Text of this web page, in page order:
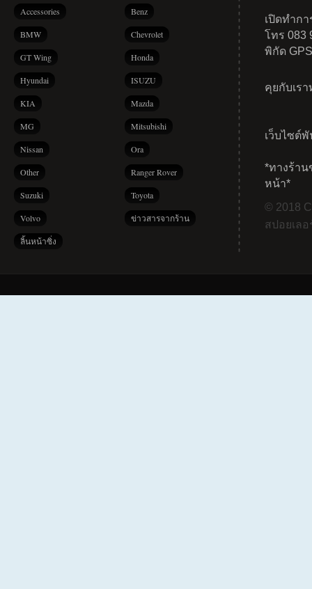
Accessories Benz
BMW Chevrolet
GT Wing Honda
Hyundai ISUZU
KIA Mazda
MG Mitsubishi
Nissan Ora
Other Ranger Rover
Suzuki Toyota
Volvo ข่าวสารจากร้าน
ลิ้นหน้าซิ่ง
เปิดทำก
โทร 083
พิกัด
คุยกับเร
เว็บไซต์
*ทางร้าน
หน้า*
© 2018
สปอยเล